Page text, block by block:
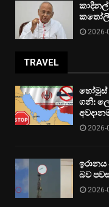
කාදිනල්
2026-
TRAVEL
හෝමුස්
ගනී:
2026-
බව
2026-